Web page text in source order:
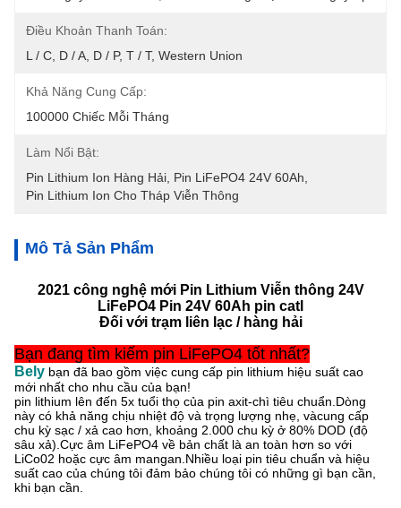
Điều Khoản Thanh Toán:
L / C, D / A, D / P, T / T, Western Union
Khả Năng Cung Cấp:
100000 Chiếc Mỗi Tháng
Làm Nổi Bật:
Pin Lithium Ion Hàng Hải Pin LiFePO4 24V 60Ah
Pin Lithium Ion Cho Tháp Viễn Thông
Mô Tả Sản Phẩm
2021 công nghệ mới Pin Lithium Viễn thông 24V
LiFePO4 Pin 24V 60Ah pin catl
Đối với trạm liên lạc / hàng hải
Bạn đang tìm kiếm pin LiFePO4 tốt nhất?
Bely bạn đã bao gồm việc cung cấp pin lithium hiệu suất cao
mới nhất cho nhu cầu của bạn!
pin lithium lên đến 5x tuổi thọ của pin axit-chì tiêu chuẩn.Dòng
này có khả năng chịu nhiệt độ và trọng lượng nhẹ, vàcung cấp
chu kỳ sạc / xả cao hơn, khoảng 2.000 chu kỳ ở 80% DOD (độ
sâu xả).Cực âm LiFePO4 về bản chất là an toàn hơn so với
LiCo02 hoặc cực âm mangan.Nhiều loại pin tiêu chuẩn và hiệu
suất cao của chúng tôi đảm bảo chúng tôi có những gì bạn cần,
khi bạn cần.